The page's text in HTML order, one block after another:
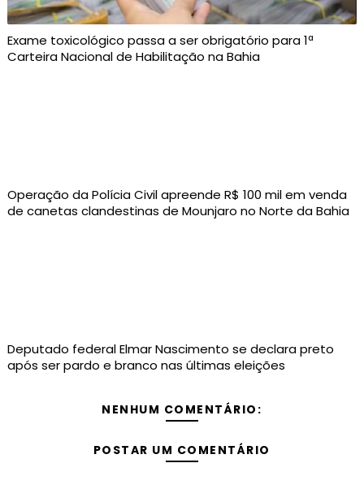
Exame toxicológico passa a ser obrigatório para 1ª
Carteira Nacional de Habilitação na Bahia
Operação da Polícia Civil apreende R$ 100 mil em venda
de canetas clandestinas de Mounjaro no Norte da Bahia
Deputado federal Elmar Nascimento se declara preto
após ser pardo e branco nas últimas eleições
NENHUM COMENTÁRIO:
POSTAR UM COMENTÁRIO